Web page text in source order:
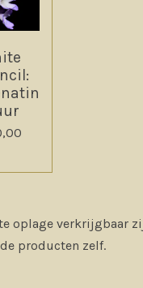
oplage verkrijgbaar
producten zelf.